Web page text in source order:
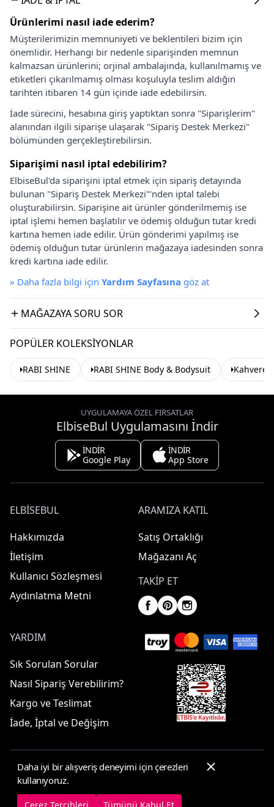
Ürünlerimi nasıl iade ederim?
Müşterilerimizin memnuniyeti ve beklentileri bizim için
önemlidir. Herhangi bir nedenle siparişinden memnun
kalmazsan ürünlerini; orjinal ambalajında, kullanılmamış ve
etiketleri çıkarılmamış olması koşuluyla teslim aldığın
tarihten itibaren 14 gün içinde iade edebilirsin.
İade sürecini, hesabına giriş yaptıktan sonra "Siparişlerim"
alanından ilgili siparişe ulaşarak "Sipariş Destek Merkezi"
bölümünden gerçekleştirebilirsin.
Siparişimi nasıl iptal edebilirim?
ElbiseBul'da siparişini iptal etmek için sipariş detayında
bulunan "Sipariş Destek Merkezi"'nden iptal talebi
oluşturabilirsin. Siparişine ait ürünler gönderilmemiş ise
iptal işlemi hemen başlatılır ve ödemiş olduğun tutar kredi
kartına hemen iade edilir. Ürün gönderimi yapılmış ise
ödemiş olduğun tutar ürünlerin mağazaya iadesinden sonra
kredi kartına iade edilir.
» Daha fazla bilgi için Yardım Sayfasına göz at
MAĞAZAYA SORU SOR
POPÜLER KOLEKSIYONLAR
RABI SHINE RABI SHINE Body & Bodysuit
UYGULAMAYA ÖZEL FIRSATLAR
ElbiseBul Uygulamasını İndir
İNDİR
Google Play
İNDİR
App Store
ELBISEBUL
Hakkımızda
İletişim
Kullanıcı Sözleşmesi
Aydınlatma Metni
ARAMIZA KATIL
Satış Ortaklığı
Mağazanı Aç
TAKIP ET
YARDIM
Sık Sorulan Sorular
Nasıl Sipariş Verebilirim?
Kargo ve Teslimat
İade, İptal ve Değişim
© 2025 ElbiseBul -
Çerez Tercihleri Çerez Politikası
Daha iyi bir alışveriş deneyimi için çerezleri
kullanıyoruz.